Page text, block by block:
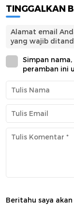
TINGGALKAN
Alamat email
yang wajib
Simpan
peramban ini
Beritahu saya